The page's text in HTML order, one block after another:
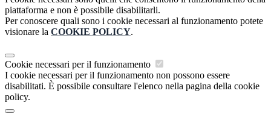
piattaforma e non è possibile disabilitarli.
Per conoscere quali sono i cookie necessari al funzionamento potete
visionare la COOKIE POLICY.
Cookie necessari per il funzionamento
I cookie necessari per il funzionamento non possono essere
disabilitati. È possibile consultare l'elenco nella pagina della cookie
policy.